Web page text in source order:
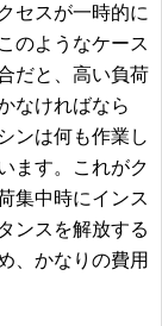
セスが一時的に
のようなケース
だと、高い負荷
なければなら
ンは何も作業し
ます。これがク
集中時にインス
ンスを解放する
、かなりの費用